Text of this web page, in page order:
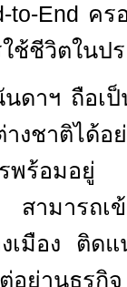
to-End คร
ช้ชีวิตในป
นดาฯ ถือ
างชาติไ
รพร้อมอยู่
สามารถ
งเมือง ติ
มต่อย่าน